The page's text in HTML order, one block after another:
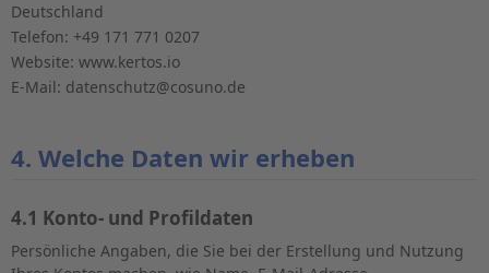
Deutschland
Telefon: +49 171 771 0207
Website: www.kertos.io
E-Mail: datenschutz@cosuno.de
4. Welche Daten wir erheben
4.1 Konto- und Profildaten
Persönliche Angaben, die Sie bei der Erstellung und Nutzung